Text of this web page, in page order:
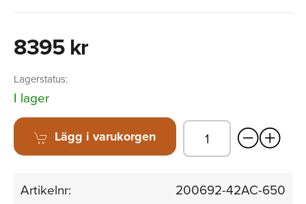
8395 kr
Lagerstatus:
I lager
Lägg i varukorgen
Artikelnr:
200692-42AC-650